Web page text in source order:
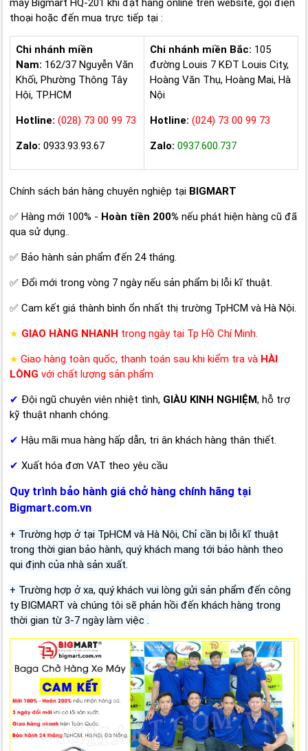
thoại hoặc đến mua trực tiếp tại :
Chi nhánh miền
Nam: 162/37 Nguyễn Văn
Khối, Phường Thông Tây
Hội, TP.HCM
Hotline: (028) 73 00 99 73
Zalo: 0933.93.93.67
Chi nhánh miền Bắc: 105
đường Louis 7 KĐT Louis City,
Hoàng Văn Thụ, Hoàng Mai, Hà
Nội
Hotline: (024) 73 00 99 73
Zalo: 0937.600.737
Chính sách bán hàng chuyên nghiệp tại BIGMART
✅ Hàng mới 100% - Hoàn tiền 200% nếu phát hiện hàng cũ đã
qua sử dụng..
✅ Bảo hành sản phẩm đến 24 tháng.
✅ Đổi mới trong vòng 7 ngày nếu sản phẩm bị lỗi kĩ thuật.
✅ Cam kết giá thành bình ổn nhất thị trường TpHCM và Hà Nội.
★ GIAO HÀNG NHANH trong ngày tại Tp Hồ Chí Minh.
★ Giao hàng toàn quốc, thanh toán sau khi kiểm tra và HÀI
LÒNG với chất lượng sản phẩm
✔ Đội ngũ chuyên viên nhiệt tình, GIÀU KINH NGHIỆM, hỗ trợ
kỹ thuật nhanh chóng.
✔ Hậu mãi mua hàng hấp dẫn, tri ân khách hàng thân thiết.
✔ Xuất hóa đơn VAT theo yêu cầu
Quy trình bảo hành giá chở hàng chính hãng tại
Bigmart.com.vn
+ Trường hợp ở tại TpHCM và Hà Nội, Chỉ cần bị lỗi kĩ thuật
trong thời gian bảo hành, quý khách mang tới bảo hành theo
qui định của nhà sản xuất.
+ Trường hợp ở xa, quý khách vui lòng gửi sản phẩm đến công
ty BIGMART và chúng tôi sẽ phản hồi đến khách hàng trong
thời gian từ 3-7 ngày làm việc .